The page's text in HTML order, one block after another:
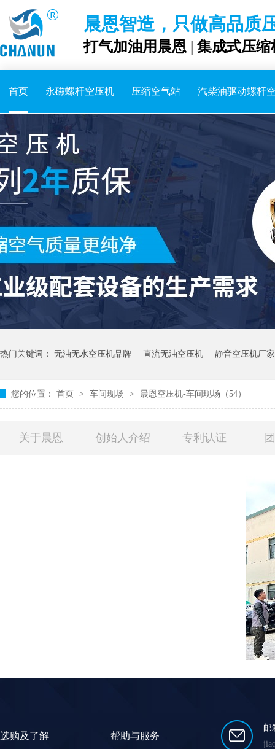
晨恩智造，只做高品质
打气加油用晨恩 | 集成式压
首页 永磁螺杆空压机 压缩空气站 汽柴油驱动螺杆
热门关键词： 无油无水空压机品牌 直流无油空压机 静音空压机厂家
您的位置： 首页 > 车间现场 > 晨恩空压机-车间现场（54）
关于晨恩 创始人介绍 专利认证
选购及了解 帮助与服务
邮